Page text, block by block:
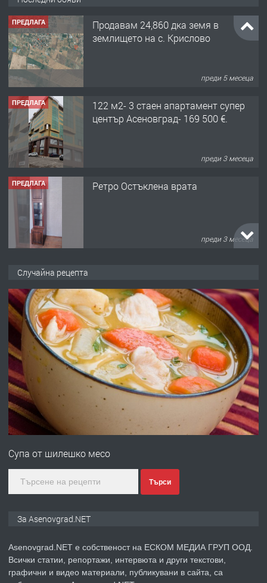
ПРЕДЛАГА
Продавам 24,860 дка земя в
землището на с. Крислово
преди 5 месеца
ПРЕДЛАГА
122 м2- 3 стаен апартамент супер
център Асеновград- 169 500 €.
преди 3 месеца
ПРЕДЛАГА Ретро Остъклена врата
преди 3 месеца
преди 10 месеца
ПРЕДЛАГА
Професионална броячна машина -
със сертификат от ЕЦБ
преди 1 година
ПРЕДЛАГА
Професионална зеленчукорезачка
преди 2 години
Случайна рецепта
Супа от шилешко месо
Търси
За Asenovgrad.NET
Asenovgrad.NET е собственост на ЕСКОМ МЕДИА ГРУП ООД.
Всички статии, репортажи, интервюта и други текстови,
графични и видео материали, публикувани в сайта, са